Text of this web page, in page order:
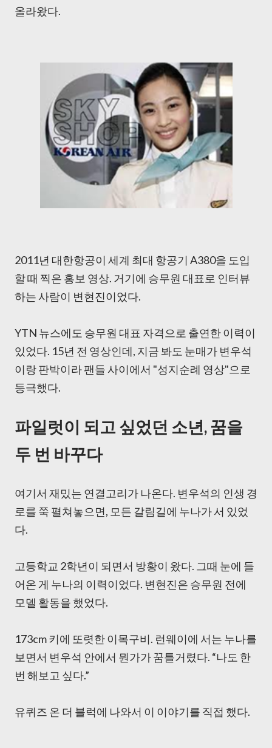
올라왔다.
2011년 대한항공이 세계 최대 항공기 A380을 도입
할 때 찍은 홍보 영상. 거기에 승무원 대표로 인터뷰
하는 사람이 변현진이었다.
YTN 뉴스에도 승무원 대표 자격으로 출연한 이력이
있었다. 15년 전 영상인데, 지금 봐도 눈매가 변우석
이랑 판박이라 팬들 사이에서 "성지순례 영상"으로
등극했다.
파일럿이 되고 싶었던 소년, 꿈을
두 번 바꾸다
여기서 재밌는 연결고리가 나온다. 변우석의 인생 경
로를 쭉 펼쳐놓으면, 모든 갈림길에 누나가 서 있었
다.
고등학교 2학년이 되면서 방황이 왔다. 그때 눈에 들
어온 게 누나의 이력이었다. 변현진은 승무원 전에
모델 활동을 했었다.
173cm 키에 또렷한 이목구비. 런웨이에 서는 누나를
보면서 변우석 안에서 뭔가가 꿈틀거렸다. “나도 한
번 해보고 싶다.”
유퀴즈 온 더 블럭에 나와서 이 이야기를 직접 했다.